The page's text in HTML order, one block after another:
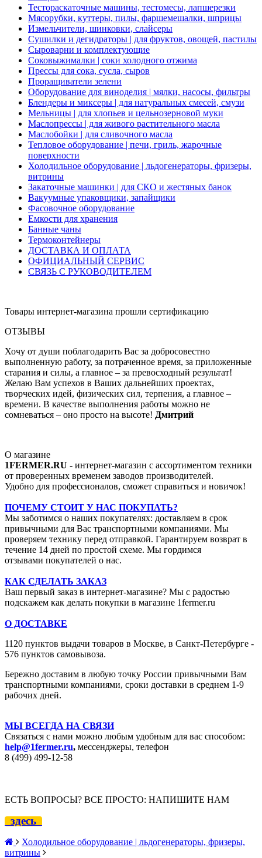
Тестораскаточные машины, тестомесы, лапшерезки
Мясорубки, куттеры, пилы, фаршемешалки, шприцы
Измельчители, шинковки, слайсеры
Сушилки и дегидраторы | для фруктов, овощей, пастилы
Сыроварни и комплектующие
Соковыжималки | соки холодного отжима
Прессы для сока, сусла, сыров
Проращиватели зелени
Оборудование для виноделия | мялки, насосы, фильтры
Блендеры и миксеры | для натуральных смесей, смузи
Мельницы | для хлопьев и цельнозерновой муки
Маслопрессы | для живого растительного масла
Маслобойки | для сливочного масла
Тепловое оборудование | печи, гриль, жарочные
поверхности
Холодильное оборудование | льдогенераторы, фризеры,
витрины
Закаточные машинки | для СКО и жестяных банок
Вакуумные упаковщики, запайщики
Фасовочное оборудование
Емкости для хранения
Банные чаны
Термоконтейнеры
ДОСТАВКА И ОПЛАТА
ОФИЦИАЛЬНЫЙ СЕРВИС
СВЯЗЬ С РУКОВОДИТЕЛЕМ
Товары интернет-магазина прошли сертификацию
ОТЗЫВЫ
Хочу от души поблагодарить Вас за добросовестно
выполненную работу, за потраченное время, за приложенные
старания и силы, а главное – за превосходный результат!
Желаю Вам успехов в Ваших дальнейших проектах,
творческих идей, физических сил, терпения, а главное –
времени. В качестве выполнения работы можно не
сомневаться – оно просто на высоте! Дмитрий
О магазине
1FERMER.RU - интернет-магазин с ассортиментом техники
от проверенных временем заводов производителей.
Удобно для профессионалов, сможет справиться и новичок!
ПОЧЕМУ СТОИТ У НАС ПОКУПАТЬ?
Мы заботимся о наших покупателях: доставляем в срок
привычными для Вас транспортными компаниями. Мы
проверяем технику перед отправкой. Гарантируем возврат в
течение 14 дней по простой схеме. Мы гордимся
отзывами покупателей о нас.
КАК СДЕЛАТЬ ЗАКАЗ
Ваш первый заказ в интернет-магазине? Мы с радостью
подскажем как делать покупки в магазине 1fermer.ru
О ДОСТАВКЕ
1120 пунктов выдачи товаров в Москве, в Санкт-Петербурге -
576 пунктов самовывоза.
Бережно доставим в любую точку России привычными Вам
транспортными компаниями, сроки доставки в среднем 1-9
рабочих дней.
МЫ ВСЕГДА НА СВЯЗИ
Связаться с нами можно любым удобным для вас способом:
help@1fermer.ru, мессенджеры, телефон
8 (499) 499-12-58
ЕСТЬ ВОПРОСЫ? ВСЕ ПРОСТО: НАПИШИТЕ НАМ
здесь
Холодильное оборудование | льдогенераторы, фризеры,
витрины